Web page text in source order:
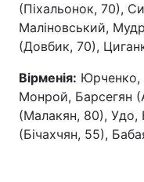
Тема оформлення
(Піхальонок, 70),
Маліновський,
(Довбик, 70),
Вірменія: Юрченко,
Монрой, Барсегян
(Малакян, 80), Удо,
(Бічахчян, 55),